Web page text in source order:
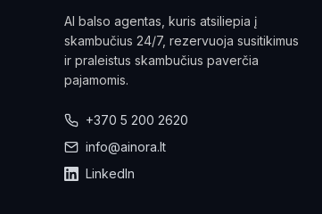
AI balso agentas, kuris atsiliepia į
skambučius 24/7, rezervuoja susitikimus
ir praleistus skambučius paverčia
pajamomis.
+370 5 200 2620
info@ainora.lt
LinkedIn